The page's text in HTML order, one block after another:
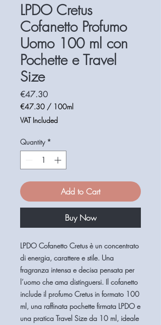
LPDO Cretus
Cofanetto Profumo
Uomo 100 ml con
Pochette e Travel
Size
€47.30Price
€47.30 / 100ml
€47.30
per
Milliliters
VAT Included
Quantity *
Add to Cart
Buy Now
LPDO Cofanetto Cretus è un concentrato
di energia, carattere e stile. Una
fragranza intensa e decisa pensata per
l’uomo che ama distinguersi. Il cofanetto
include il profumo Cretus in formato 100
ml, una raffinata pochette firmata LPDO e
una pratica Travel Size da 10 ml, ideale